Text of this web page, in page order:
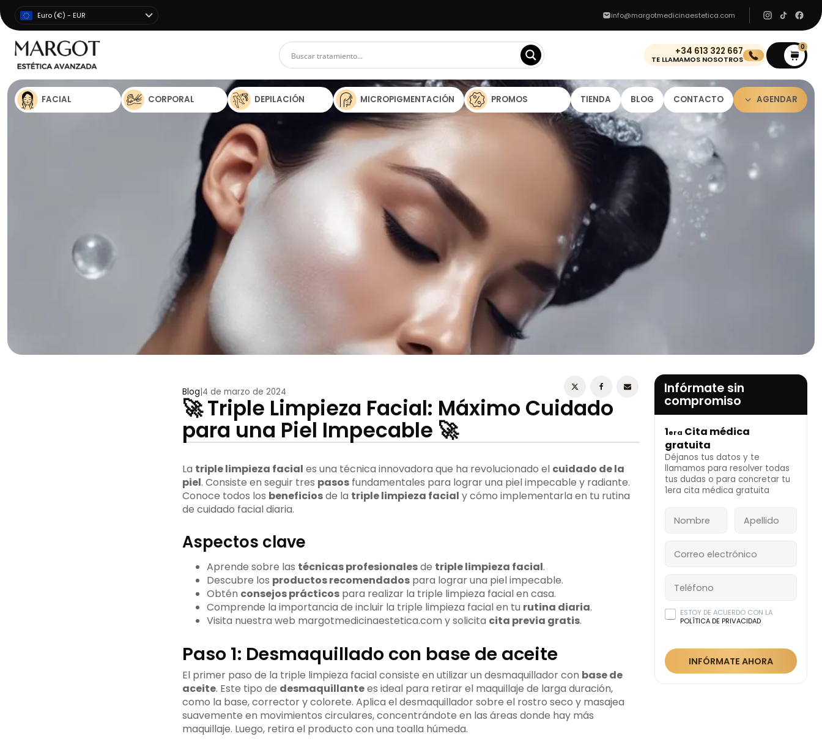
Euro (€) - EUR info@margotmedicinaestetica.com
+34 613 322 667
TE LLAMAMOS NOSOTROS
0
FACIAL CORPORAL DEPILACIÓN MICROPIGMENTACIÓN PROMOS TIENDA BLOG CONTACTO AGENDAR
INFÓRMATE AHORA
Blog 4 de marzo de 2024
🚀 Triple Limpieza Facial: Máximo Cuidado
para una Piel Impecable 🚀
La triple limpieza facial es una técnica innovadora que ha revolucionado el cuidado de la
piel. Consiste en seguir tres pasosfundamentales para lograr una piel impecable y radiante.
Conoce todos los beneficiosde la triple limpieza facial y cómo implementarla en tu rutina
de cuidado facial diaria.
Aspectos clave
Aprende sobre las técnicas profesionalesde triple limpieza facial.
Descubre los productos recomendadospara lograr una piel impecable.
Obtén consejos prácticospara realizar la triple limpieza facial en casa.
Comprende la importancia de incluir la triple limpieza facial en tu rutina diaria.
Visita nuestra web margotmedicinaestetica.com y solicita cita previa gratis.
Paso 1: Desmaquillado con base de aceite
El primer paso de la triple limpieza facial consiste en utilizar un desmaquillador con base de
aceite. Este tipo de desmaquillantees ideal para retirar el maquillaje de larga duración,
como la base, corrector y colorete. Aplica el desmaquillador sobre el rostro seco y masajea
suavemente en movimientos circulares, concentrándote en las áreas donde hay más
maquillaje. Luego, retira el producto con una toalla húmeda.
Infórmate sin
compromiso
1era Cita médica
gratuita
Déjanos tus datos y te
llamamos para resolver todas
tus dudas o para concretar tu
1era cita médica gratuita
ESTOY DE ACUERDO CON LA
POLÍTICA DE PRIVACIDAD
INFÓRMATE AHORA